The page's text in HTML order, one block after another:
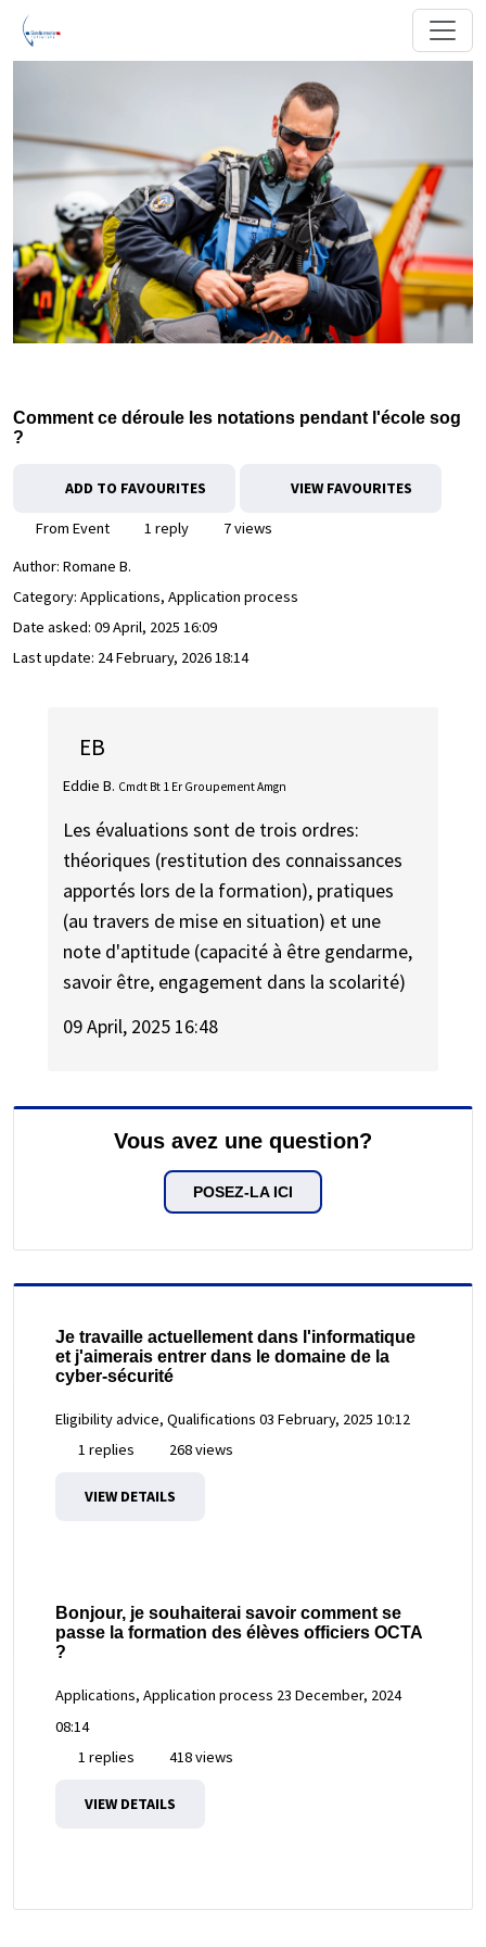
Comment ce déroule les notations pendant l'école sog
?
ADD TO FAVOURITES VIEW FAVOURITES
From Event 1 reply
7 views
Author: Romane B.
Category: Applications, Application process
Date asked: 09 April, 2025 16:09
Last update: 24 February, 2026 18:14
EB
Eddie B. Cmdt Bt 1 Er Groupement Amgn
Les évaluations sont de trois ordres:
théoriques (restitution des connaissances
apportés lors de la formation), pratiques
(au travers de mise en situation) et une
note d'aptitude (capacité à être gendarme,
savoir être, engagement dans la scolarité)
09 April, 2025 16:48
Vous avez une question?
POSEZ-LA ICI
Je travaille actuellement dans l'informatique
et j'aimerais entrer dans le domaine de la
cyber-sécurité
Eligibility advice, Qualifications 03 February, 2025 10:12
1 replies
268 views
VIEW DETAILS
Bonjour, je souhaiterai savoir comment se
passe la formation des élèves officiers OCTA
?
Applications, Application process 23 December, 2024
08:14
1 replies
418 views
VIEW DETAILS